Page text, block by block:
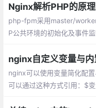
出了两个server的配置，可
php-fpm采用master/
P公共环境的初始化及事件
这也是php-fpm性能优异的
nginx自定义变量与
nginx可以使用变量简化配
可以通过这种方式引用：$